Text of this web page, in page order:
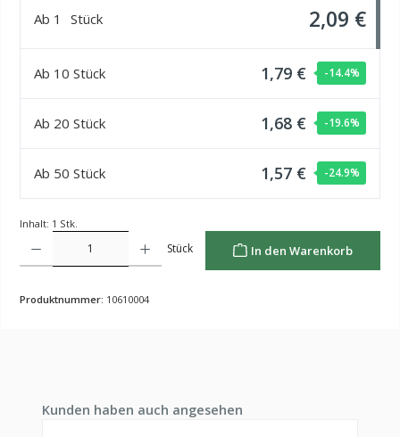
Ab 1 Stück 2,09 €
Ab 10 Stück 1,79 € -14.4%
Ab 20 Stück 1,68 € -19.6%
Ab 50 Stück 1,57 € -24.9%
Inhalt: 1 Stk.
Produkt Anzahl: Gib den gewünschten Wert ein oder benutze die Schaltflächen um die Anzahl
Stück In den Warenkorb
Produktnummer: 10610004
Produktgalerie überspringen
Kunden haben auch angesehen